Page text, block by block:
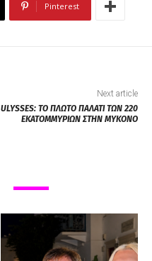
Pinterest
Next article
ULYSSES: ΤΟ ΠΛΩΤΟ ΠΑΛΑΤΙ ΤΩΝ 220
ΕΚΑΤΟΜΜΥΡΙΩΝ ΣΤΗΝ ΜΥΚΟΝΟ